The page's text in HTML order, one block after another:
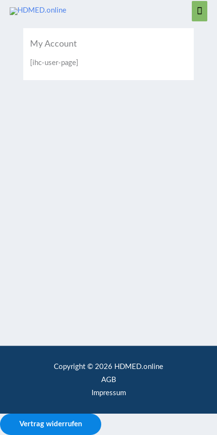
Zum
My Account
[ihc-user-page]
Copyright © 2026 HDMED.online
AGB
Impressum
Vertrag widerrufen